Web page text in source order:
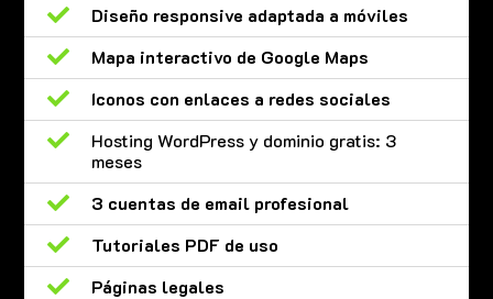

Diseño responsive adaptada a móviles

Mapa interactivo de Google Maps

Iconos con enlaces a redes sociales

Hosting WordPress y dominio gratis: 3
meses

3 cuentas de email profesional

Tutoriales PDF de uso

Páginas legales